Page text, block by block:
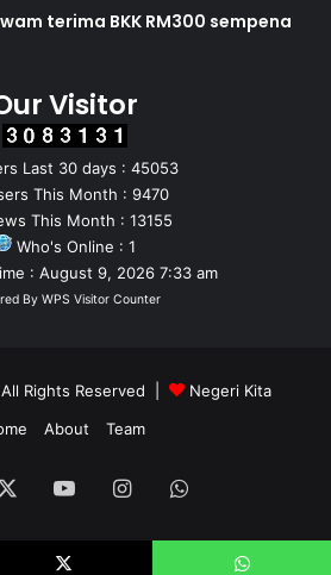
terima BKK RM300 sempena
Visitor
Last 30 days : 45053
This Month : 9470
This Month : 13155
Who's Online : 1
: August 9, 2026 7:33 am
By WPS Visitor Counter
Rights Reserved |
Negeri Kita
About Team
YouTubeInstagramWhatsApp